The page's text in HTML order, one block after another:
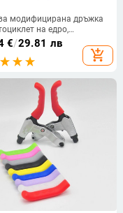
модифицирана дръжка
на едро,
скутер, неплъзгаща
гумена дръжка на
€/29.81 лв
add_shopping_cart